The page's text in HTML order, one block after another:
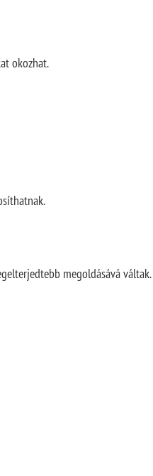
okozhat.
megoldásává váltak.